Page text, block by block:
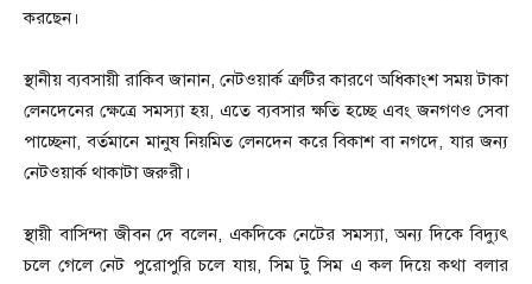
করছেন।
স্থানীয় ব্যবসায়ী রাকিব জানান, নেটওয়ার্ক ত্রুটির কারণে অধিকাংশ সময় টাকা
লেনদেনের ক্ষেত্রে সমস্যা হয়, এতে ব্যবসার ক্ষতি হচ্ছে এবং জনগণও সেবা
পাচ্ছেনা, বর্তমানে মানুষ নিয়মিত লেনদেন করে বিকাশ বা নগদে, যার জন্য
নেটওয়ার্ক থাকাটা জরুরী।
স্থায়ী বাসিন্দা জীবন দে বলেন, একদিকে নেটের সমস্যা, অন্য দিকে বিদ্যুৎ
চলে গেলে নেট পুরোপুরি চলে যায়, সিম টু সিম এ কল দিয়ে কথা বলার